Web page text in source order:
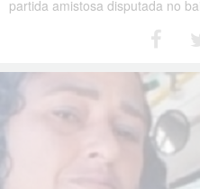
partida amistosa disputada no